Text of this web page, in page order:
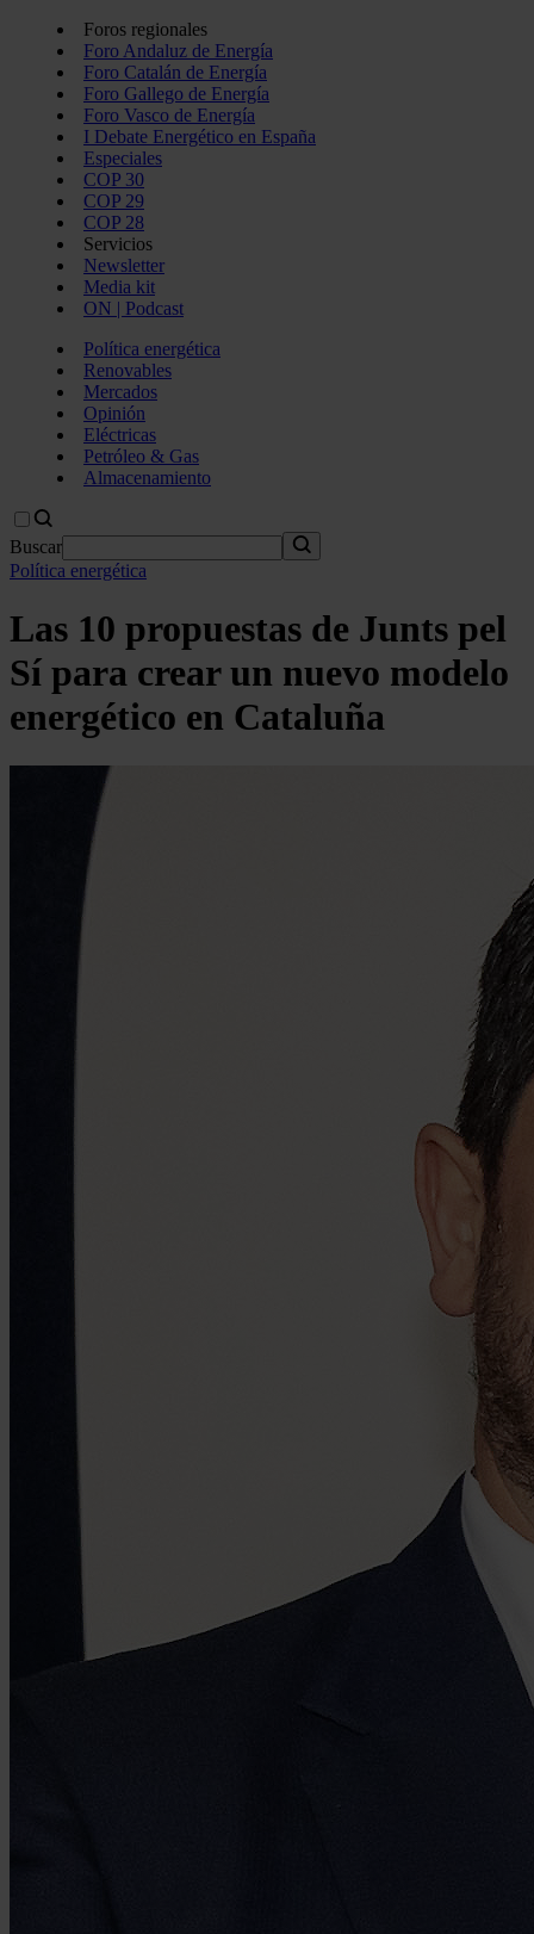
Foros regionales
Foro Andaluz de Energía
Foro Catalán de Energía
Foro Gallego de Energía
Foro Vasco de Energía
I Debate Energético en España
Especiales
COP 30
COP 29
COP 28
Servicios
Newsletter
Media kit
ON | Podcast
Política energética
Renovables
Mercados
Opinión
Eléctricas
Petróleo & Gas
Almacenamiento
Buscar
Política energética
Las 10 propuestas de Junts pel
Sí para crear un nuevo modelo
energético en Cataluña